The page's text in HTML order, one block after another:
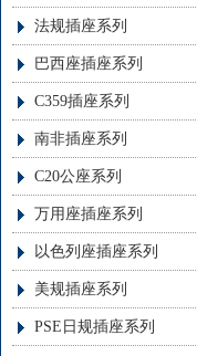
法规插座系列
巴西座插座系列
C359插座系列
南非插座系列
C20公座系列
万用座插座系列
以色列座插座系列
美规插座系列
PSE日规插座系列